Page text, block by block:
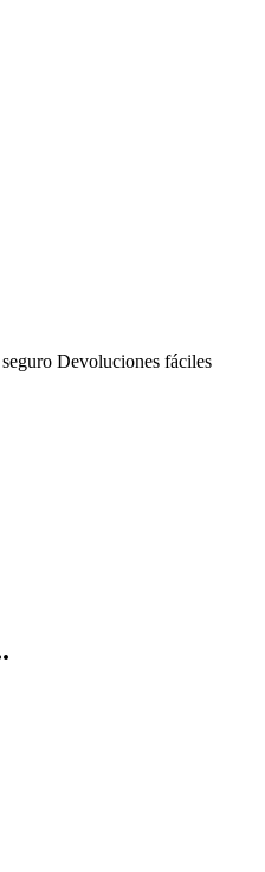
Devoluciones fáciles